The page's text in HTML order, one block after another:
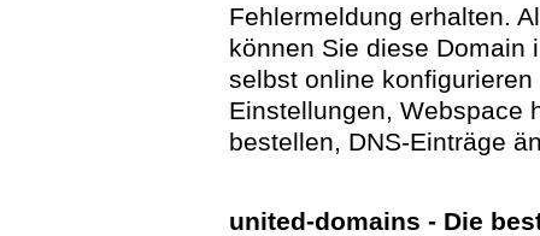
Fehlermeldung erhalten.
können Sie diese Domain
selbst online
Einstellungen, Webspace
bestellen, DNS-Einträge
united-domains - Die